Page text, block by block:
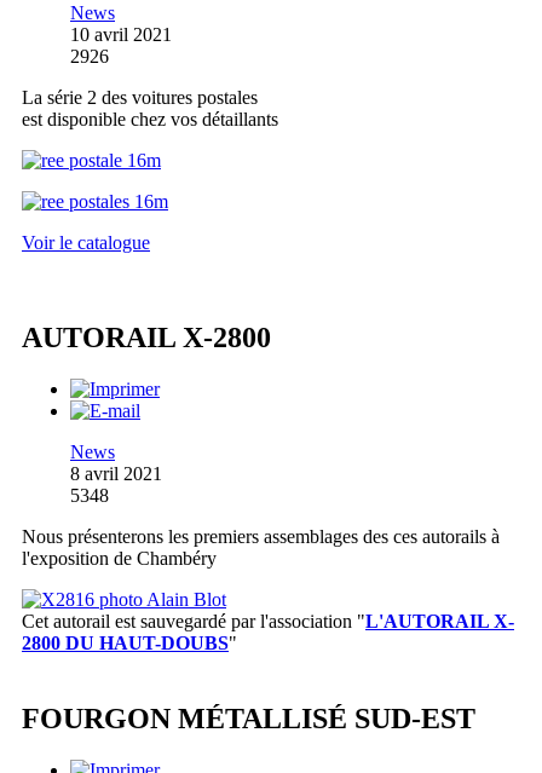
News
10 avril 2021
2926
La série 2 des voitures postales
est disponible chez vos détaillants
Voir le catalogue
AUTORAIL X-2800
News
8 avril 2021
5348
Nous présenterons les premiers assemblages des ces autorails à
l'exposition de Chambéry
Cet autorail est sauvegardé par l'association "L'AUTORAIL X-
2800 DU HAUT-DOUBS"
FOURGON MÉTALLISÉ SUD-EST